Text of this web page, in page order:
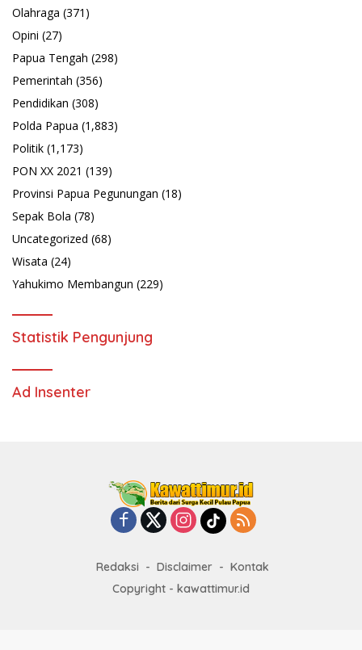
Olahraga (371)
Opini (27)
Papua Tengah (298)
Pemerintah (356)
Pendidikan (308)
Polda Papua (1,883)
Politik (1,173)
PON XX 2021 (139)
Provinsi Papua Pegunungan (18)
Sepak Bola (78)
Uncategorized (68)
Wisata (24)
Yahukimo Membangun (229)
Statistik Pengunjung
Ad Insenter
Redaksi Disclaimer
Kontak
Copyright - kawattimur.id